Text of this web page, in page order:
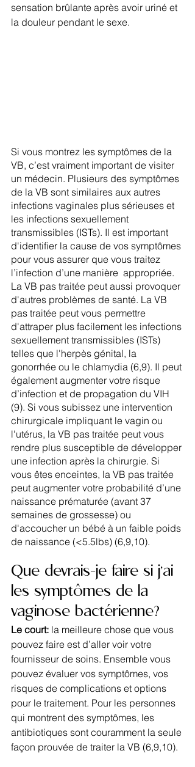
sensation brûlante après avoir uriné et
la douleur pendant le sexe.
Si vous montrez les symptômes de la
VB, c’est vraiment important de visiter
un médecin. Plusieurs des symptômes
de la VB sont similaires aux autres
infections vaginales plus sérieuses et
les infections sexuellement
transmissibles (ISTs). Il est important
d'identifier la cause de vos symptômes
pour vous assurer que vous traitez
l’infection d’une manière  appropriée.
La VB pas traitée peut aussi provoquer
d'autres problèmes de santé. La VB
pas traitée peut vous permettre
d'attraper plus facilement les infections
sexuellement transmissibles (ISTs)
telles que l'herpès génital, la
gonorrhée ou le chlamydia (6,9). Il peut
également augmenter votre risque
d’infection et de propagation du VIH
(9). Si vous subissez une intervention
chirurgicale impliquant le vagin ou
l'utérus, la VB pas traitée peut vous
rendre plus susceptible de développer
une infection après la chirurgie. Si
vous êtes enceintes, la VB pas traitée
peut augmenter votre probabilité d’une
naissance prématurée (avant 37
semaines de grossesse) ou
d'accoucher un bébé à un faible poids
de naissance (<5.5lbs) (6,9,10).
Que devrais-je faire si j’ai
les symptômes de la
vaginose bactérienne?
Le court: la meilleure chose que vous
pouvez faire est d’aller voir votre
fournisseur de soins. Ensemble vous
pouvez évaluer vos symptômes, vos
risques de complications et options
pour le traitement. Pour les personnes
qui montrent des symptômes, les
antibiotiques sont couramment la seule
façon prouvée de traiter la VB (6,9,10).